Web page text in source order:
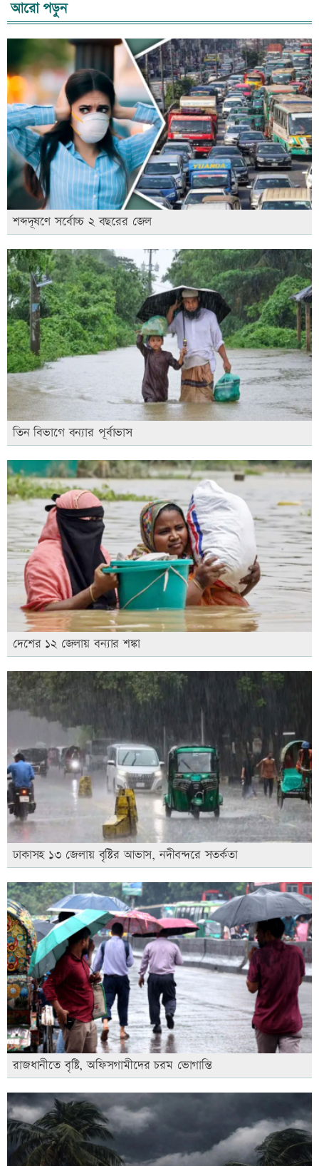
আরো পড়ুন
শব্দদূষণে সর্বোচ্চ ২ বছরের জেল
তিন বিভাগে বন্যার পূর্বাভাস
দেশের ১২ জেলায় বন্যার শঙ্কা
ঢাকাসহ ১৩ জেলায় বৃষ্টির আভাস, নদীবন্দরে সতর্কতা
রাজধানীতে বৃষ্টি, অফিসগামীদের চরম ভোগান্তি